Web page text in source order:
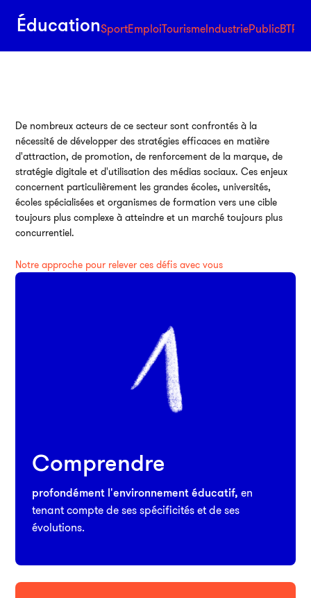
ÉducationSportEmploiTourismeIndustriePublicBTP
De nombreux acteurs de ce secteur sont confrontés à la
nécessité de développer des stratégies efficaces en matière
d'attraction, de promotion, de renforcement de la marque, de
stratégie digitale et d'utilisation des médias sociaux. Ces enjeux
concernent particulièrement les grandes écoles, universités,
écoles spécialisées et organismes de formation vers une cible
toujours plus complexe à atteindre et un marché toujours plus
concurrentiel.
Notre approche pour relever ces défis avec vous
Comprendre
profondément l'environnement éducatif, en
tenant compte de ses spécificités et de ses
évolutions.